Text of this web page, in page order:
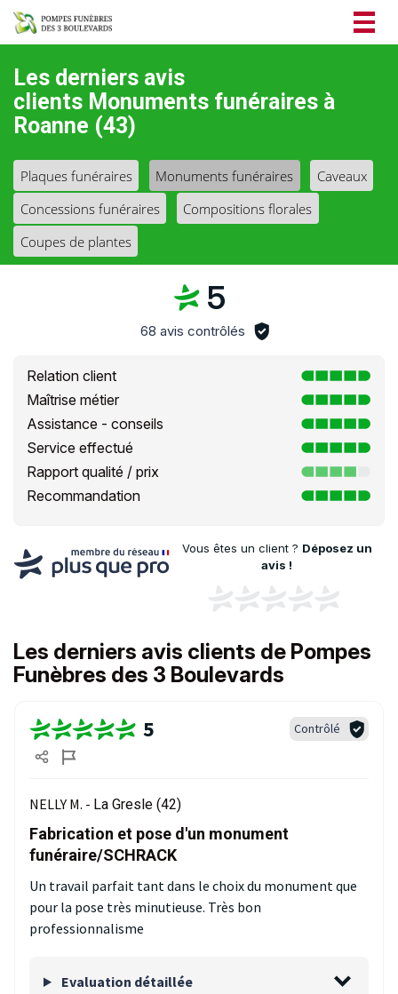
Les derniers avis
clients Monuments funéraires à
Roanne (43)
Plaques funéraires Monuments funéraires
Caveaux
Concessions funéraires
Compositions florales
Coupes de plantes
5
68 avis contrôlés
Relation client
Maîtrise métier
Assistance - conseils
Service effectué
Rapport qualité / prix
Recommandation
Vous êtes un client ? Déposez un
avis !
Les derniers avis clients de Pompes
Funèbres des 3 Boulevards
5 Contrôlé
NELLY M. - La Gresle (42)
Fabrication et pose d'un monument
funéraire/SCHRACK
Un travail parfait tant dans le choix du monument que
pour la pose très minutieuse. Très bon
professionnalisme
Evaluation détaillée